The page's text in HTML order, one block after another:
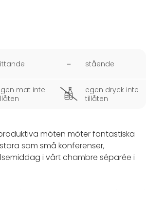
- stående
mat inte
egen dryck inte
tillåten
möten möter fantastiska
som små konferenser,
i vårt chambre séparée i
och presenterar en matupplevelse i